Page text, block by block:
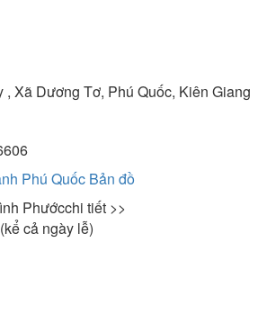
, Xã Dương Tơ, Phú Quốc, Kiên Giang
Phú Quốc Bản đồ
Phướcchi tiết >>
cả ngày lễ)